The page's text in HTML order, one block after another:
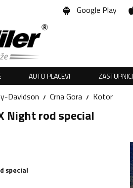
Google Play
AUTO PLACEVI ZASTUPNICI
Davidson Crna Gora Kotor
Night rod special
special